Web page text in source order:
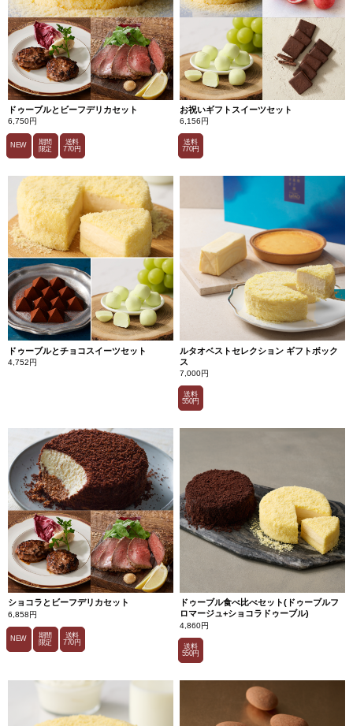
ドゥーブルとビーフデリカセット
6,750円
NEW
期間
限定
送料
770円
お祝いギフトスイーツセット
6,156円
送料
770円
ドゥーブルとチョコスイーツセット
4,752円
ルタオベストセレクション ギフトボック
ス
7,000円
送料
550円
ショコラとビーフデリカセット
6,858円
NEW
期間
限定
送料
770円
ドゥーブル食べ比べセット(ドゥーブルフ
ロマージュ+ショコラドゥーブル)
4,860円
送料
550円